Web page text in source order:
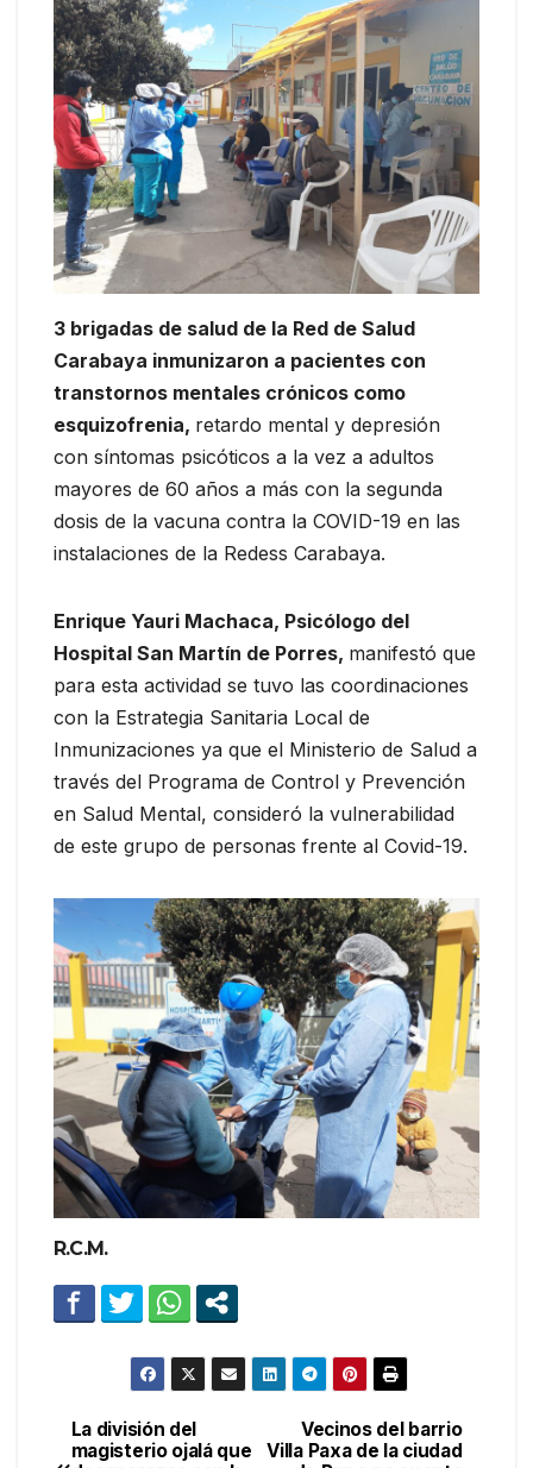
3 brigadas de salud de la Red de Salud
Carabaya inmunizaron a pacientes con
transtornos mentales crónicos como
esquizofrenia, retardo mental y depresión
con síntomas psicóticos a la vez a adultos
mayores de 60 años a más con la segunda
dosis de la vacuna contra la COVID-19 en las
instalaciones de la Redess Carabaya.
Enrique Yauri Machaca, Psicólogo del
Hospital San Martín de Porres, manifestó que
para esta actividad se tuvo las coordinaciones
con la Estrategia Sanitaria Local de
Inmunizaciones ya que el Ministerio de Salud a
través del Programa de Control y Prevención
en Salud Mental, consideró la vulnerabilidad
de este grupo de personas frente al Covid-19.
R.C.M.
Navegación
Vecinos del barrio
Villa Paxa de la ciudad
La división del
magisterio ojalá que